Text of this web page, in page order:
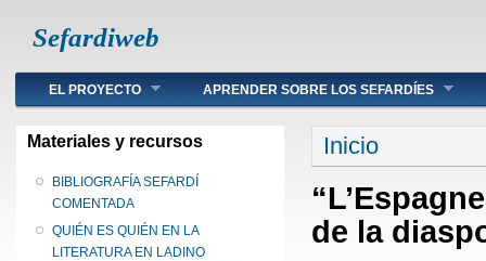
Sefardiweb
Main menu
EL PROYECTO APRENDER SOBRE LOS SEFARDÍES
Materiales y recursos
BIBLIOGRAFÍA SEFARDÍ
COMENTADA
QUIÉN ES QUIÉN EN LA
LITERATURA EN LADINO
Se encuentra
Inicio
de la